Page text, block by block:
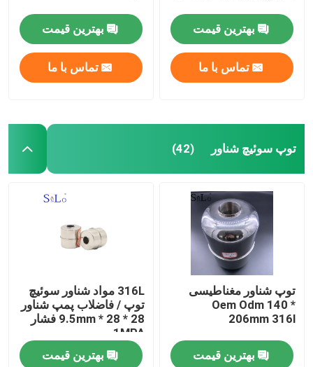
بهترین قیمت
تماس با ما
بهترین قیمت
تماس با ما
توپ سوئیچ شناور (42)
توپ شناور مغناطیسی
Oem Odm 140 *
206mm 316l
بهترین قیمت
316L مواد شناور سوئیچ
توپ / فاضلاب پمپ شناور
28 * 28 * 9.5mm فشار
1MPA
بهترین قیمت